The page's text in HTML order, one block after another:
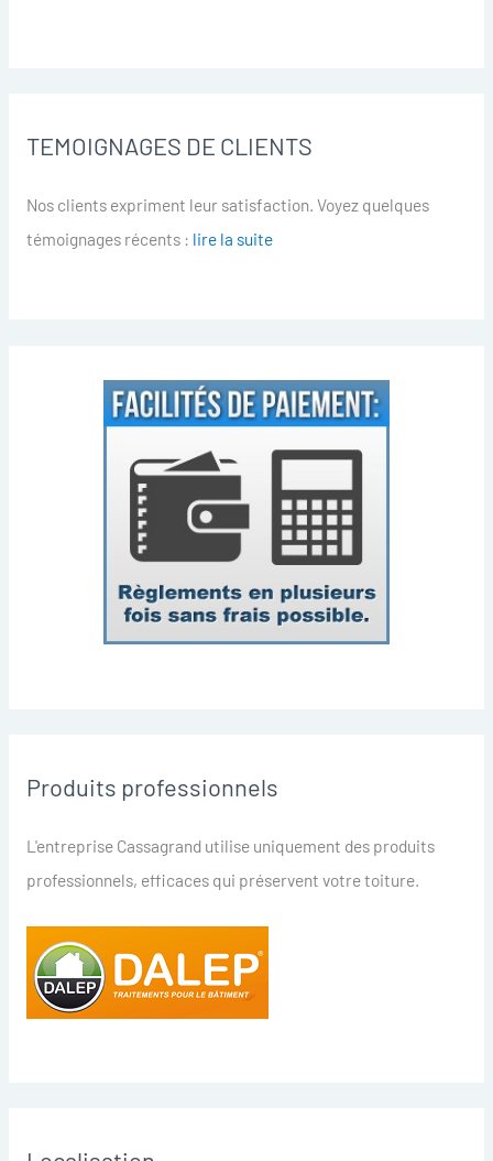
TEMOIGNAGES DE CLIENTS
Nos clients expriment leur satisfaction. Voyez quelques
témoignages récents : lire la suite
Produits professionnels
L'entreprise Cassagrand utilise uniquement des produits
professionnels, efficaces qui préservent votre toiture.